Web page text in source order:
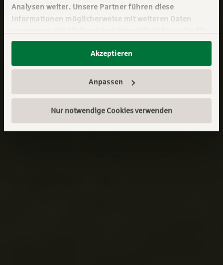
Analysen weiter. Unsere Partner führen diese
Informationen möglicherweise mit weiteren Daten
zusammen, die Sie ihnen bereitgestellt haben oder die
sie im Rahmen Ihrer Nutzung der Dienste gesammelt
haben. Sie geben Einwilligung zu unseren Cookies,
wenn Sie unsere Webseite weiterhin nutzen.
Impressum ||Datenschutz
Akzeptieren
Anpassen
Nur notwendige Cookies verwenden